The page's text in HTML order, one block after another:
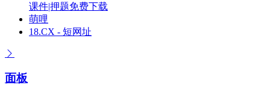
课件|押题免费下载
萌哩
18.CX - 短网址
面板